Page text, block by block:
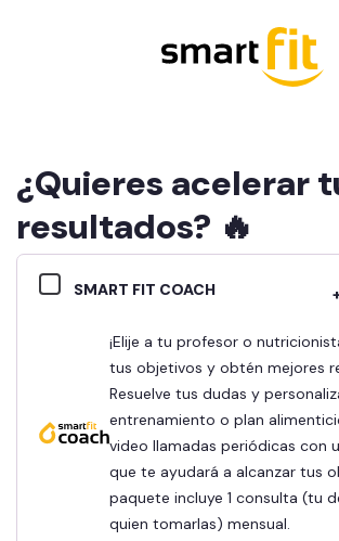
¿Quieres acelerar
resultados? 🔥
SMART FIT COACH
¡Elije a tu profesor o nutricionista, establece
tus objetivos y obtén mejores
Resuelve tus dudas y
entrenamiento o plan
video llamadas periódicas con
que te ayudará a alcanzar tus
paquete incluye 1 consulta (tu
quien tomarlas) mensual.